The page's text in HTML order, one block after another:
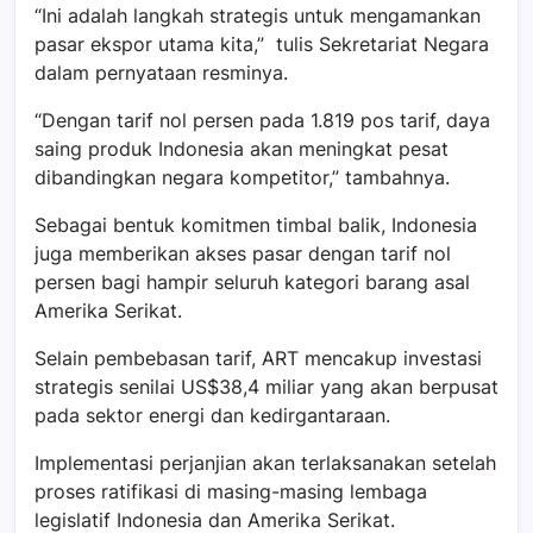
“Ini adalah langkah strategis untuk mengamankan
pasar ekspor utama kita,” tulis Sekretariat Negara
dalam pernyataan resminya.
“Dengan tarif nol persen pada 1.819 pos tarif, daya
saing produk Indonesia akan meningkat pesat
dibandingkan negara kompetitor,” tambahnya.
Sebagai bentuk komitmen timbal balik, Indonesia
juga memberikan akses pasar dengan tarif nol
persen bagi hampir seluruh kategori barang asal
Amerika Serikat.
Selain pembebasan tarif, ART mencakup investasi
strategis senilai US$38,4 miliar yang akan berpusat
pada sektor energi dan kedirgantaraan.
Implementasi perjanjian akan terlaksanakan setelah
proses ratifikasi di masing-masing lembaga
legislatif Indonesia dan Amerika Serikat.